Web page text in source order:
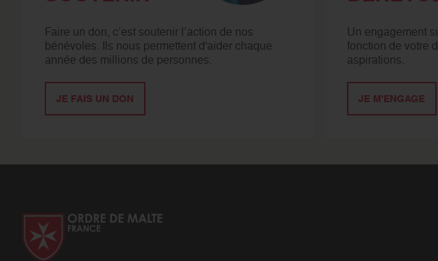
Faire un don, c’est soutenir l’action de nos
bénévoles. Ils nous permettent d'aider chaque
année des millions de personnes.
JE FAIS UN DON
Un engagement
fonction de votre
aspirations.
JE M'ENGAGE